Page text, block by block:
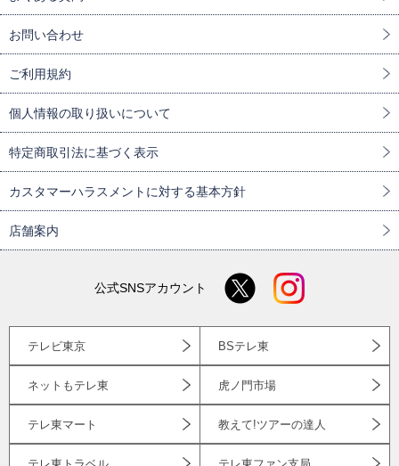
お問い合わせ
ご利用規約
個人情報の取り扱いについて
特定商取引法に基づく表示
カスタマーハラスメントに対する基本方針
店舗案内
公式SNSアカウント
テレビ東京 BSテレ東
ネットもテレ東 虎ノ門市場
テレ東マート 教えて!ツアーの達人